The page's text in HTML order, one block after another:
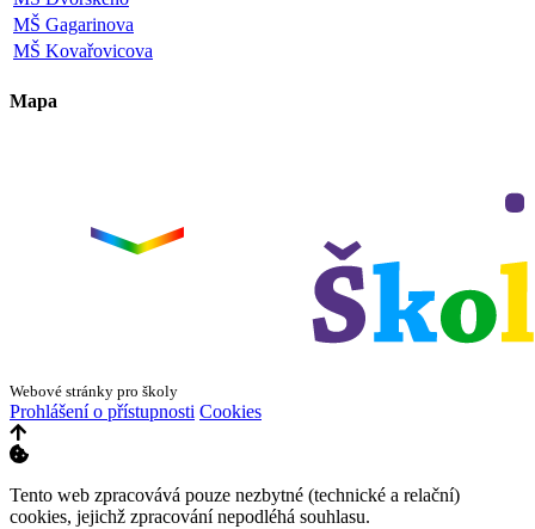
MŠ Gagarinova
MŠ Kovařovicova
Mapa
Webové stránky pro školy
Prohlášení o přístupnosti Cookies
Tento web zpracovává pouze nezbytné (technické a relační)
cookies, jejichž zpracování nepodléhá souhlasu.